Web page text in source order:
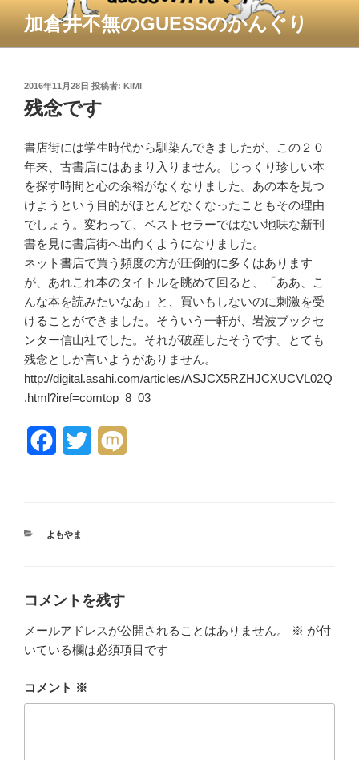
テ
加倉井不無のGUESSのかんぐり
投
稿
日:
2016年11月28日 投稿者: KIMI
残念です
書店街には学生時代から馴染んできましたが、この２０
年来、古書店にはあまり入りません。じっくり珍しい本
を探す時間と心の余裕がなくなりました。あの本を見つ
けようという目的がほとんどなくなったこともその理由
でしょう。変わって、ベストセラーではない地味な新刊
書を見に書店街へ出向くようになりました。
ネット書店で買う頻度の方が圧倒的に多くはあります
が、あれこれ本のタイトルを眺めて回ると、「ああ、こ
んな本を読みたいなあ」と、買いもしないのに刺激を受
けることができました。そういう一軒が、岩波ブックセ
ンター信山社でした。それが破産したそうです。とても
残念としか言いようがありません。
http://digital.asahi.com/articles/ASJCX5RZHJCXUCVL02Q
.html?iref=comtop_8_03
カ
よもやま
コメントを残す
メールアドレスが公開されることはありません。 ※ が付
いている欄は必須項目です
コメント ※